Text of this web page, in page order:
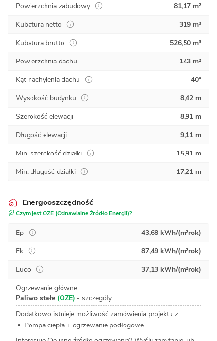
Powierzchnia zabudowy
81,17 m²
Kubatura netto
319 m³
Kubatura brutto
526,50 m³
Powierzchnia dachu
143 m²
Kąt nachylenia dachu
40°
Wysokość budynku
8,42 m
Szerokość elewacji
8,91 m
Długość elewacji
9,11 m
Min. szerokość działki
15,91 m
Min. długość działki
17,21 m
Energooszczędność
Czym jest OZE (Odnawialne Źródło Energii)?
Ep
43,68 kWh/(m²rok)
Ek
87,49 kWh/(m²rok)
Euco
37,13 kWh/(m²rok)
Ogrzewanie główne
Paliwo stałe (OZE) - szczegóły
Dodatkowo istnieje możliwość zamówienia projektu z
Pompa ciepła + ogrzewanie podłogowe